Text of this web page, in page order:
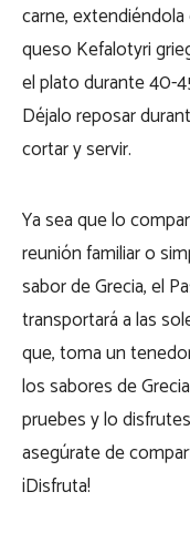
carne,
queso Kefalotyri
el plato durante 40-
Déjalo reposar
cortar y servir.
Ya sea que lo
reunión familiar o
sabor de Grecia, el
transportará a las
que, toma un
los sabores de
pruebes y lo
asegúrate de
¡Disfruta!